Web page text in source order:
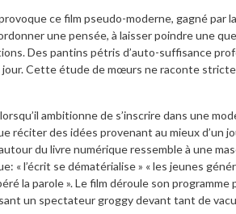
ce film pseudo-moderne, gagné par
une pensée, à laisser poindre une
Des pantins pétris d’auto-suffisance
jour. Cette étude de mœurs ne raconte
ambitionne de s’inscrire dans une
réciter des idées provenant au mieux d’un
du livre numérique ressemble à une
« l’écrit se dématérialise » « les jeunes
la parole ». Le film déroule son
un spectateur groggy devant tant de